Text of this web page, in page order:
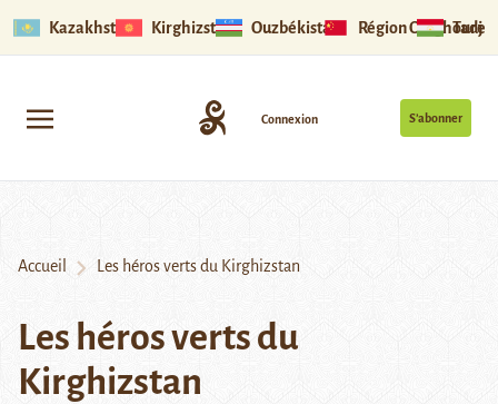
Kazakhstan Kirghizstan Ouzbékistan Région Ouïghoure
S’abonner
Connexion
Accueil Les héros verts du Kirghizstan
Les héros verts du
Kirghizstan